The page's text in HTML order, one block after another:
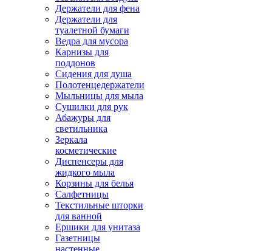
Держатели для фена
Держатели для
туалетной бумаги
Ведра для мусора
Карнизы для
поддонов
Сидения для душа
Полотенцедержатели
Мыльницы для мыла
Сушилки для рук
Абажуры для
светильника
Зеркала
косметические
Диспенсеры для
жидкого мыла
Корзины для белья
Салфетницы
Текстильные шторки
для ванной
Ершики для унитаза
Газетницы
настенные